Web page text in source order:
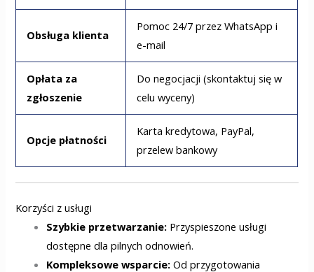
Obsługa klienta
Pomoc 24/7 przez WhatsApp i
e-mail
Opłata za
zgłoszenie
Do negocjacji (skontaktuj się w
celu wyceny)
Opcje płatności
Karta kredytowa, PayPal,
przelew bankowy
Korzyści z usługi
Szybkie przetwarzanie: Przyspieszone usługi
dostępne dla pilnych odnowień.
Kompleksowe wsparcie: Od przygotowania